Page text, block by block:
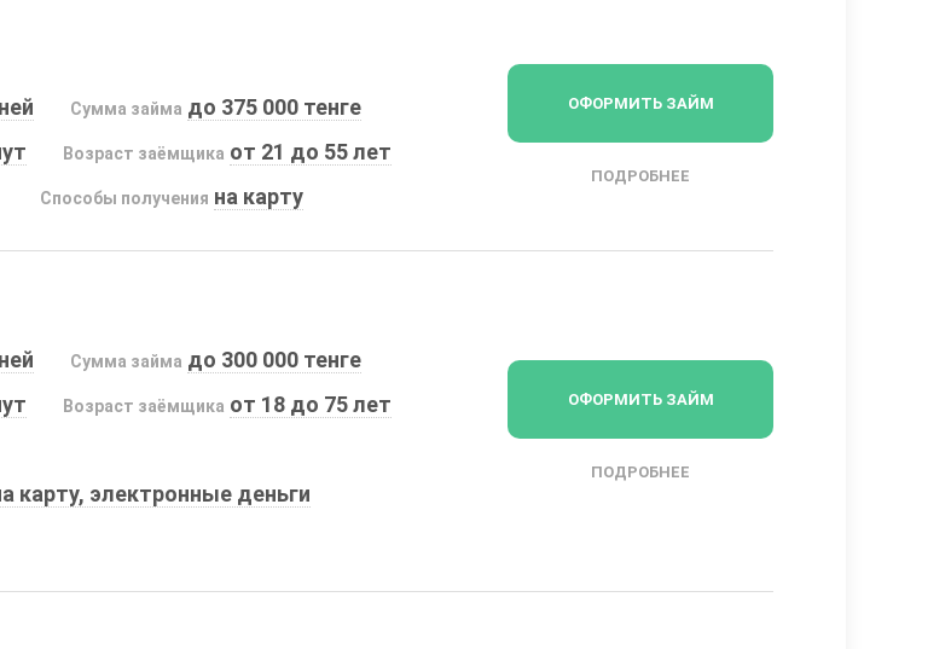
Сумма займа до 375 000 тенге
Возраст заёмщика от 21 до 55 лет
Способы получения на карту
ОФОРМИТЬ ЗАЙМ
ПОДРОБНЕЕ
Сумма займа до 300 000 тенге
Возраст заёмщика от 18 до 75 лет
карту, электронные деньги
ОФОРМИТЬ ЗАЙМ
ПОДРОБНЕЕ